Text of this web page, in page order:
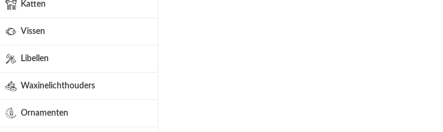
Katten
Vissen
Libellen
Waxinelichthouders
Ornamenten